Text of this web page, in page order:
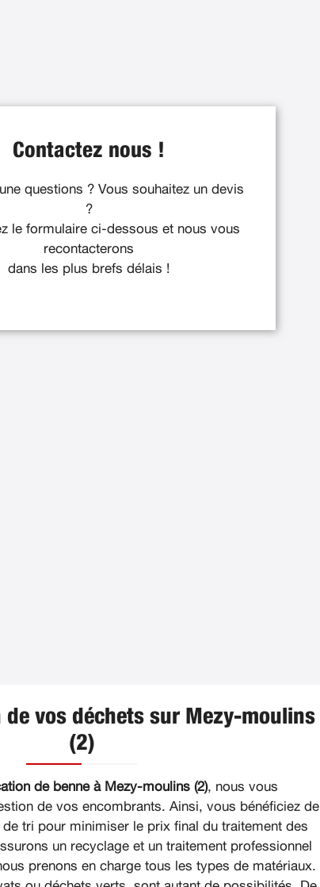
Contactez nous !
questions ? Vous souhaitez un devis
?
le formulaire ci-dessous et nous vous
recontacterons
dans les plus brefs délais !
de vos déchets sur Mezy-moulins
(2)
de benne à Mezy-moulins (2), nous vous
de vos encombrants. Ainsi, vous bénéficiez de
tri pour minimiser le prix final du traitement des
un recyclage et un traitement professionnel
prenons en charge tous les types de matériaux.